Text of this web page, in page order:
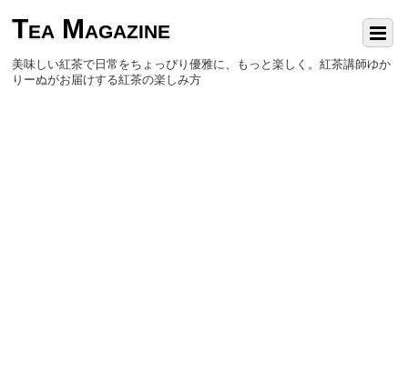
Tea Magazine
美味しい紅茶で日常をちょっぴり優雅に、もっと楽しく。紅茶講師ゆか
りーぬがお届けする紅茶の楽しみ方